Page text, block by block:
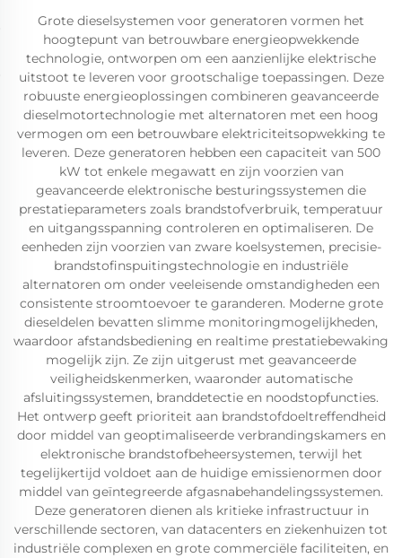
Grote dieselsystemen voor generatoren vormen het
hoogtepunt van betrouwbare energieopwekkende
technologie, ontworpen om een aanzienlijke elektrische
uitstoot te leveren voor grootschalige toepassingen. Deze
robuuste energieoplossingen combineren geavanceerde
dieselmotortechnologie met alternatoren met een hoog
vermogen om een betrouwbare elektriciteitsopwekking te
leveren. Deze generatoren hebben een capaciteit van 500
kW tot enkele megawatt en zijn voorzien van
geavanceerde elektronische besturingssystemen die
prestatieparameters zoals brandstofverbruik, temperatuur
en uitgangsspanning controleren en optimaliseren. De
eenheden zijn voorzien van zware koelsystemen, precisie-
brandstofinspuitingstechnologie en industriële
alternatoren om onder veeleisende omstandigheden een
consistente stroomtoevoer te garanderen. Moderne grote
dieseldelen bevatten slimme monitoringmogelijkheden,
waardoor afstandsbediening en realtime prestatiebewaking
mogelijk zijn. Ze zijn uitgerust met geavanceerde
veiligheidskenmerken, waaronder automatische
afsluitingssystemen, branddetectie en noodstopfuncties.
Het ontwerp geeft prioriteit aan brandstofdoeltreffendheid
door middel van geoptimaliseerde verbrandingskamers en
elektronische brandstofbeheersystemen, terwijl het
tegelijkertijd voldoet aan de huidige emissienormen door
middel van geïntegreerde afgasnabehandelingssystemen.
Deze generatoren dienen als kritieke infrastructuur in
verschillende sectoren, van datacenters en ziekenhuizen tot
industriële complexen en grote commerciële faciliteiten, en